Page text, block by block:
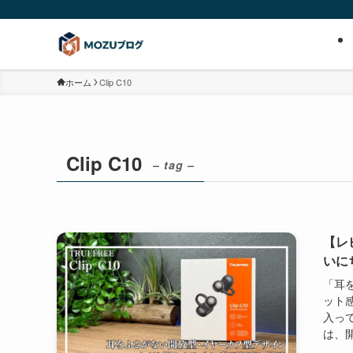
ホーム Clip C10
Clip C10 – tag –
【
いに
「
ット
入っ
は、